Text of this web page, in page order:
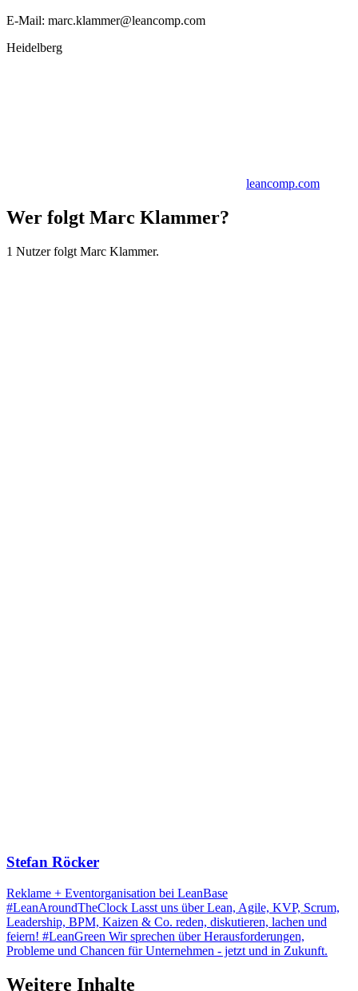
E-Mail: marc.klammer@leancomp.com
Heidelberg
leancomp.com
Wer folgt Marc Klammer?
1 Nutzer folgt Marc Klammer.
Stefan Röcker
Reklame + Eventorganisation bei LeanBase
#LeanAroundTheClock Lasst uns über Lean, Agile, KVP, Scrum,
Leadership, BPM, Kaizen & Co. reden, diskutieren, lachen und
feiern! #LeanGreen Wir sprechen über Herausforderungen,
Probleme und Chancen für Unternehmen - jetzt und in Zukunft.
Weitere Inhalte